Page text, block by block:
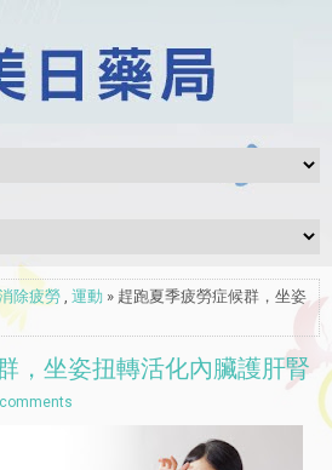
除疲勞 , 運動 » 趕跑夏季疲勞症候群，坐姿
，坐姿扭轉活化內臟護肝腎